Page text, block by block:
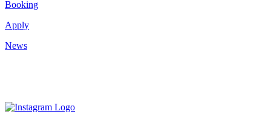
Booking
Apply
News